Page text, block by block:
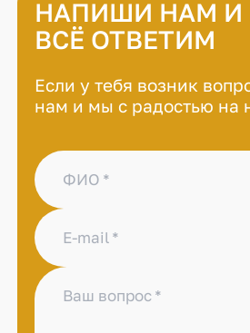
НАПИШИ НАМ И
ВСЁ ОТВЕТИМ
Если у тебя возник
нам и мы с радостью на
ФИО
E-mail
Ваш вопрос